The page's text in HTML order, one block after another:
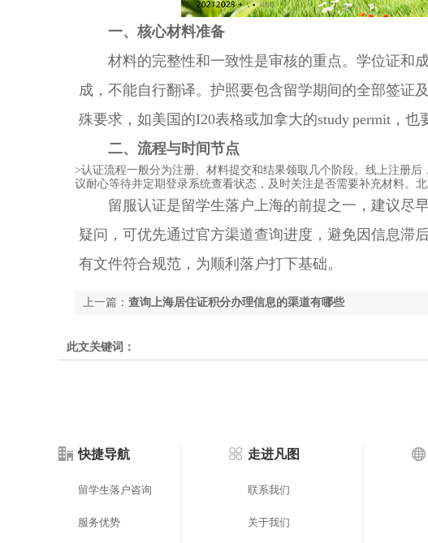
一、核心材料准备
材料的完整性和一致性是审核的重点。学位证和
成，不能自行翻译。护照要包含留学期间的全部签证
殊要求，如美国的I20表格或加拿大的study permit，也
二、流程与时间节点
>认证流程一般分为注册、材料提交和结果领取几个阶段。线上注册
议耐心等待并定期登录系统查看状态，及时关注是否需要补充材料。
留服认证是留学生落户上海的前提之一，建议尽
疑问，可优先通过官方渠道查询进度，避免因信息滞
有文件符合规范，为顺利落户打下基础。
上一篇： 查询上海居住证积分办理信息的渠道有哪些
此文关键词：
快捷导航
留学生落户咨询
服务优势
走进凡图
联系我们
关于我们